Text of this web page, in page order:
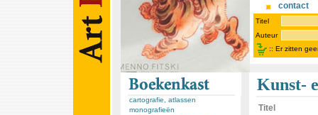
contact
Titel
Auteur
:: Er zitten
cartografie, atlassen
monografieën
Kunst-
Titel